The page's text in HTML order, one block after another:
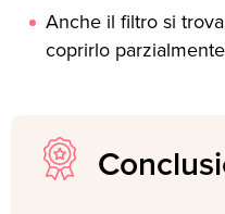
Anche il filtro si
coprirlo